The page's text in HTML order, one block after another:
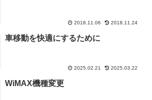
2018.11.06 2018.11.24
車移動を快適にするために
2025.02.21 2025.03.22
WiMAX機種変更